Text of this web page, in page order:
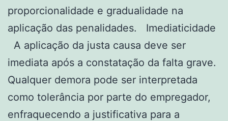
proporcionalidade e gradualidade na
aplicação das penalidades. Imediaticidade
A aplicação da justa causa deve ser
imediata após a constatação da falta grave.
Qualquer demora pode ser interpretada
como tolerância por parte do empregador,
enfraquecendo a justificativa para a